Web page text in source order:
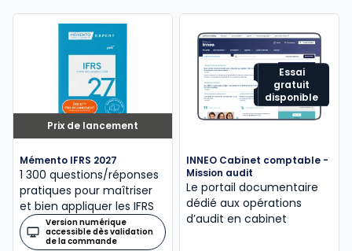
Prix de lancement
Mémento IFRS 2027
1 300 questions/réponses
pratiques pour maîtriser
et bien appliquer les IFRS
Version numérique
accessible dès validation
de la commande
Essai
gratuit
disponible
INNEO Cabinet comptable -
Mission audit
Le portail documentaire
dédié aux opérations
d’audit en cabinet